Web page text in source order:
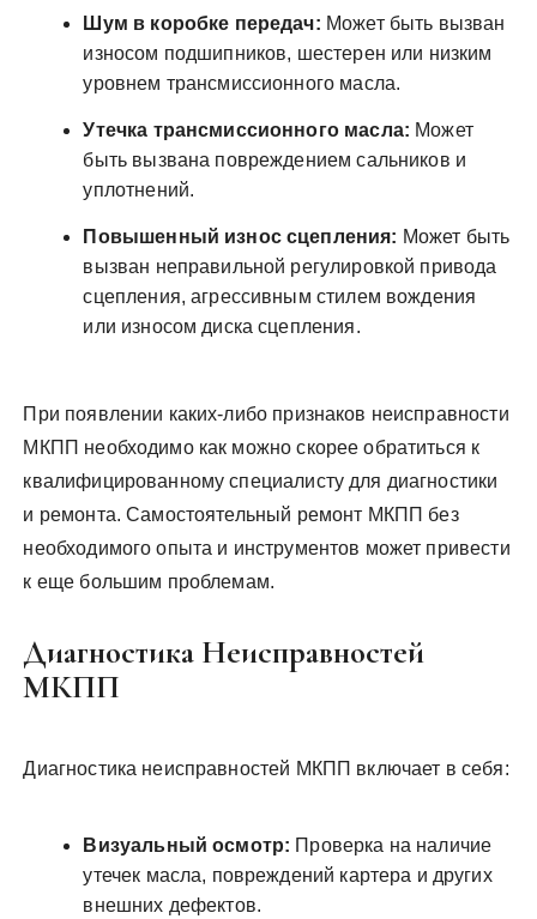
Шум в коробке передач: Может быть вызван
износом подшипников, шестерен или низким
уровнем трансмиссионного масла.
Утечка трансмиссионного масла: Может
быть вызвана повреждением сальников и
уплотнений.
Повышенный износ сцепления: Может быть
вызван неправильной регулировкой привода
сцепления, агрессивным стилем вождения
или износом диска сцепления.
При появлении каких-либо признаков неисправности
МКПП необходимо как можно скорее обратиться к
квалифицированному специалисту для диагностики
и ремонта. Самостоятельный ремонт МКПП без
необходимого опыта и инструментов может привести
к еще большим проблемам.
Диагностика Неисправностей
МКПП
Диагностика неисправностей МКПП включает в себя:
Визуальный осмотр: Проверка на наличие
утечек масла, повреждений картера и других
внешних дефектов.